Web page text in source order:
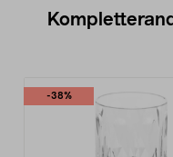
-38%